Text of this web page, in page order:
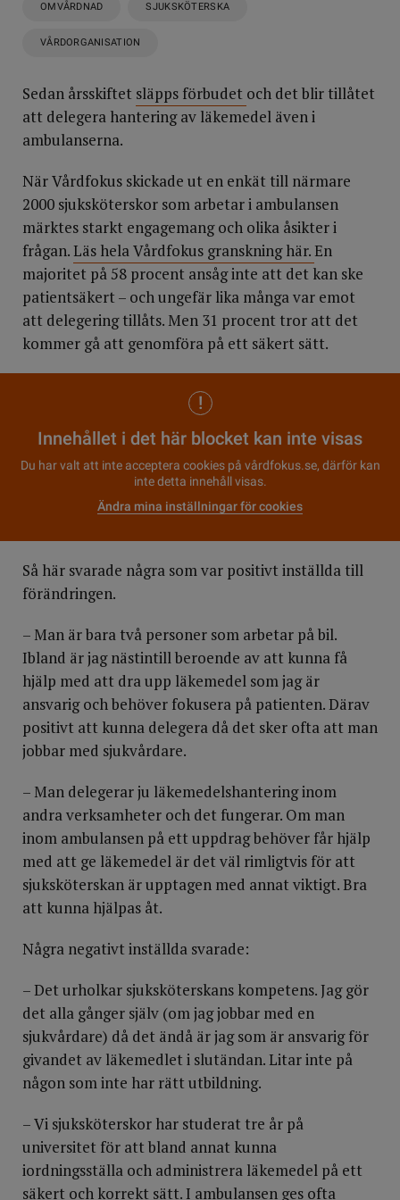
OMVÅRDNAD SJUKSKÖTERSKA
VÅRDORGANISATION
Sedan årsskiftet släpps förbudet och det blir tillåtet
att delegera hantering av läkemedel även i
ambulanserna.
När Vårdfokus skickade ut en enkät till närmare
2000 sjuksköterskor som arbetar i ambulansen
märktes starkt engagemang och olika åsikter i
frågan.Läs hela Vårdfokus granskning här.En
majoritet på 58 procent ansåg inte att det kan ske
patientsäkert – och ungefär lika många var emot
att delegering tillåts. Men 31 procent tror att det
kommer gå att genomföra på ett säkert sätt.
Innehållet i det här blocket kan inte visas
Du har valt att inte acceptera cookies på vårdfokus.se, därför kan
inte detta innehåll visas.
Ändra mina inställningar för cookies
Så här svarade några som var positivt inställda till
förändringen.
– Man är bara två personer som arbetar på bil.
Ibland är jag nästintill beroende av att kunna få
hjälp med att dra upp läkemedel som jag är
ansvarig och behöver fokusera på patienten. Därav
positivt att kunna delegera då det sker ofta att man
jobbar med sjukvårdare.
– Man delegerar ju läkemedelshantering inom
andra verksamheter och det fungerar. Om man
inom ambulansen på ett uppdrag behöver får hjälp
med att ge läkemedel är det väl rimligtvis för att
sjuksköterskan är upptagen med annat viktigt. Bra
att kunna hjälpas åt.
Några negativt inställda svarade:
– Det urholkar sjuksköterskans kompetens. Jag gör
det alla gånger själv (om jag jobbar med en
sjukvårdare) då det ändå är jag som är ansvarig för
givandet av läkemedlet i slutändan. Litar inte på
någon som inte har rätt utbildning.
– Vi sjuksköterskor har studerat tre år på
universitet för att bland annat kunna
iordningsställa och administrera läkemedel på ett
säkert och korrekt sätt. I ambulansen ges ofta